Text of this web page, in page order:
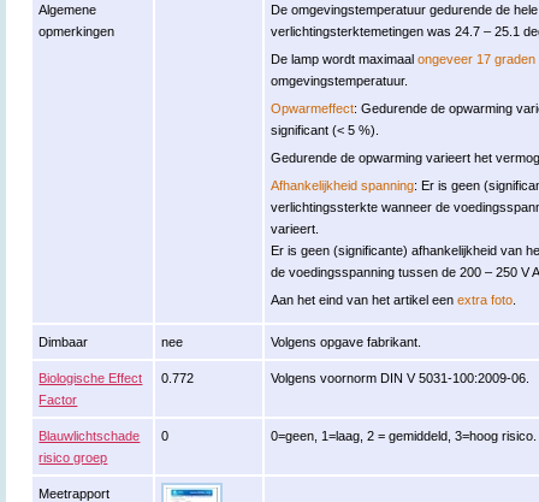
Algemene
opmerkingen
De omgevingstemperatuur gedurende de
verlichtingsterktemetingen was 24.7 – 25.1
De lamp wordt maximaalongeveer 17
omgevingstemperatuur.
Opwarmeffect: Gedurende de opwarming
significant (< 5 %).
Gedurende de opwarming varieert het
Afhankelijkheid spanning: Er is geen
verlichtingssterkte wanneer de
varieert.
Er is geen (significante) afhankelijkheid van
de voedingsspanning tussen de 200 – 250 V
Aan het eind van het artikel eenextra foto
Dimbaar nee Volgens opgave fabrikant.
Biologische Effect
Factor
0.772 Volgens voornorm DIN V 5031-100:2009-06.
Blauwlichtschade
risico groep
0 0=geen, 1=laag, 2 = gemiddeld, 3=hoog risico.
Meetrapport